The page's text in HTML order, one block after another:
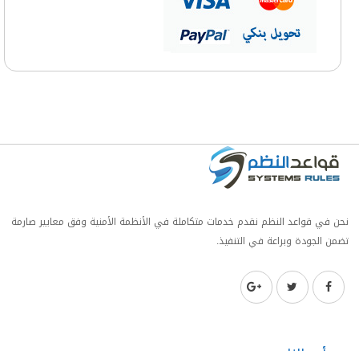
نحن في قواعد النظم نقدم خدمات متكاملة في الأنظمة الأمنية وفق معايير صارمة
تضمن الجودة وبراعة في التنفيذ.